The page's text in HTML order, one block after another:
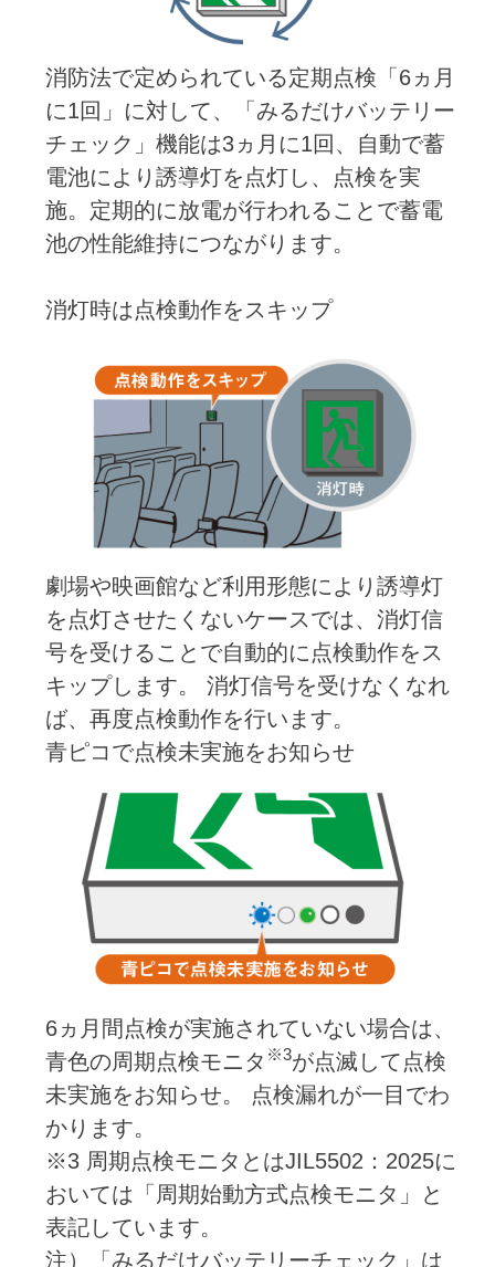
消防法で定められている定期点検「6ヵ月
に1回」に対して、「みるだけバッテリー
チェック」機能は3ヵ月に1回、自動で蓄
電池により誘導灯を点灯し、点検を実
施。定期的に放電が行われることで蓄電
池の性能維持につながります。
消灯時は点検動作をスキップ
劇場や映画館など利用形態により誘導灯
を点灯させたくないケースでは、消灯信
号を受けることで自動的に点検動作をス
キップします。 消灯信号を受けなくなれ
ば、再度点検動作を行います。
青ピコで点検未実施をお知らせ
6ヵ月間点検が実施されていない場合は、
青色の周期点検モニタ ※3が点滅して点検
未実施をお知らせ。 点検漏れが一目でわ
かります。
※3 周期点検モニタとはJIL5502：2025に
おいては「周期始動方式点検モニタ」と
表記しています。
注）「みるだけバッテリーチェック」は